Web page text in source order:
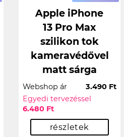
Apple iPhone
13 Pro Max
szilikon tok
kameravédővel
matt sárga
Webshop ár
3.490 Ft
Egyedi tervezéssel
6.480 Ft
részletek